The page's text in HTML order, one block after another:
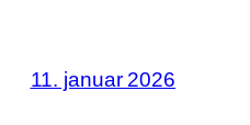
11. januar 2026